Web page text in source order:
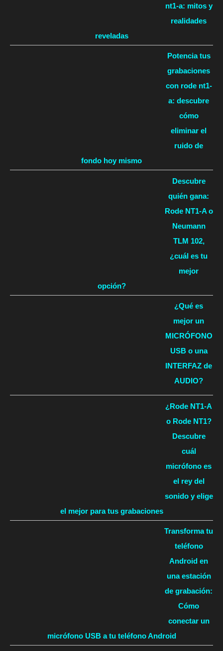
nt1-a: mitos y
realidades
reveladas
Potencia tus
grabaciones
con rode nt1-
a: descubre
cómo
eliminar el
ruido de
fondo hoy mismo
Descubre
quién gana:
Rode NT1-A o
Neumann
TLM 102,
¿cuál es tu
mejor
opción?
¿Qué es
mejor un
MICRÓFONO
USB o una
INTERFAZ de
AUDIO?
¿Rode NT1-A
o Rode NT1?
Descubre
cuál
micrófono es
el rey del
sonido y elige
el mejor para tus grabaciones
Transforma tu
teléfono
Android en
una estación
de grabación:
Cómo
conectar un
micrófono USB a tu teléfono Android